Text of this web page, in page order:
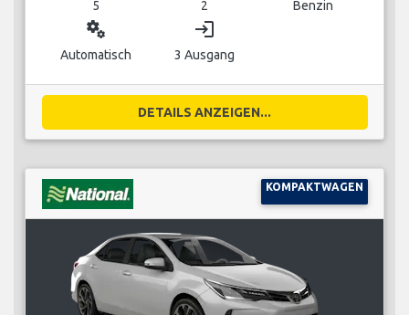
5 2 Benzin
miscellaneous_services
Automatisch
login
3 Ausgang
DETAILS ANZEIGEN...
KOMPAKTWAGEN